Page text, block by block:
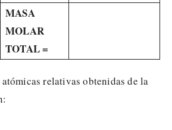
MASA
MOLAR
TOTAL =
atómicas relativas obtenidas de la